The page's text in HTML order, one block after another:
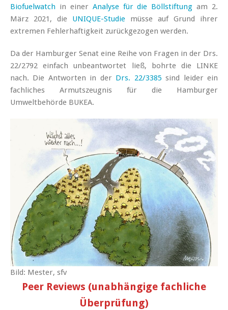
Biofuelwatch in einer Analyse für die Böllstiftung am 2.
März 2021, die UNIQUE-Studie müsse auf Grund ihrer
extremen Fehlerhaftigkeit zurückgezogen werden.
Da der Hamburger Senat eine Reihe von Fragen in der Drs.
22/2792 einfach unbeantwortet ließ, bohrte die LINKE
nach. Die Antworten in der Drs. 22/3385 sind leider ein
fachliches Armutszeugnis für die Hamburger
Umweltbehörde BUKEA.
Bild: Mester, sfv
Peer Reviews (unabhängige fachliche
Überprüfung)